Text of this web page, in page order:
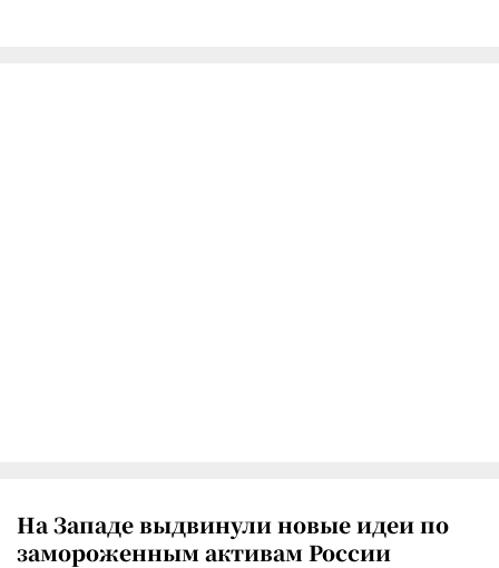
На Западе выдвинули новые идеи по
замороженным активам России